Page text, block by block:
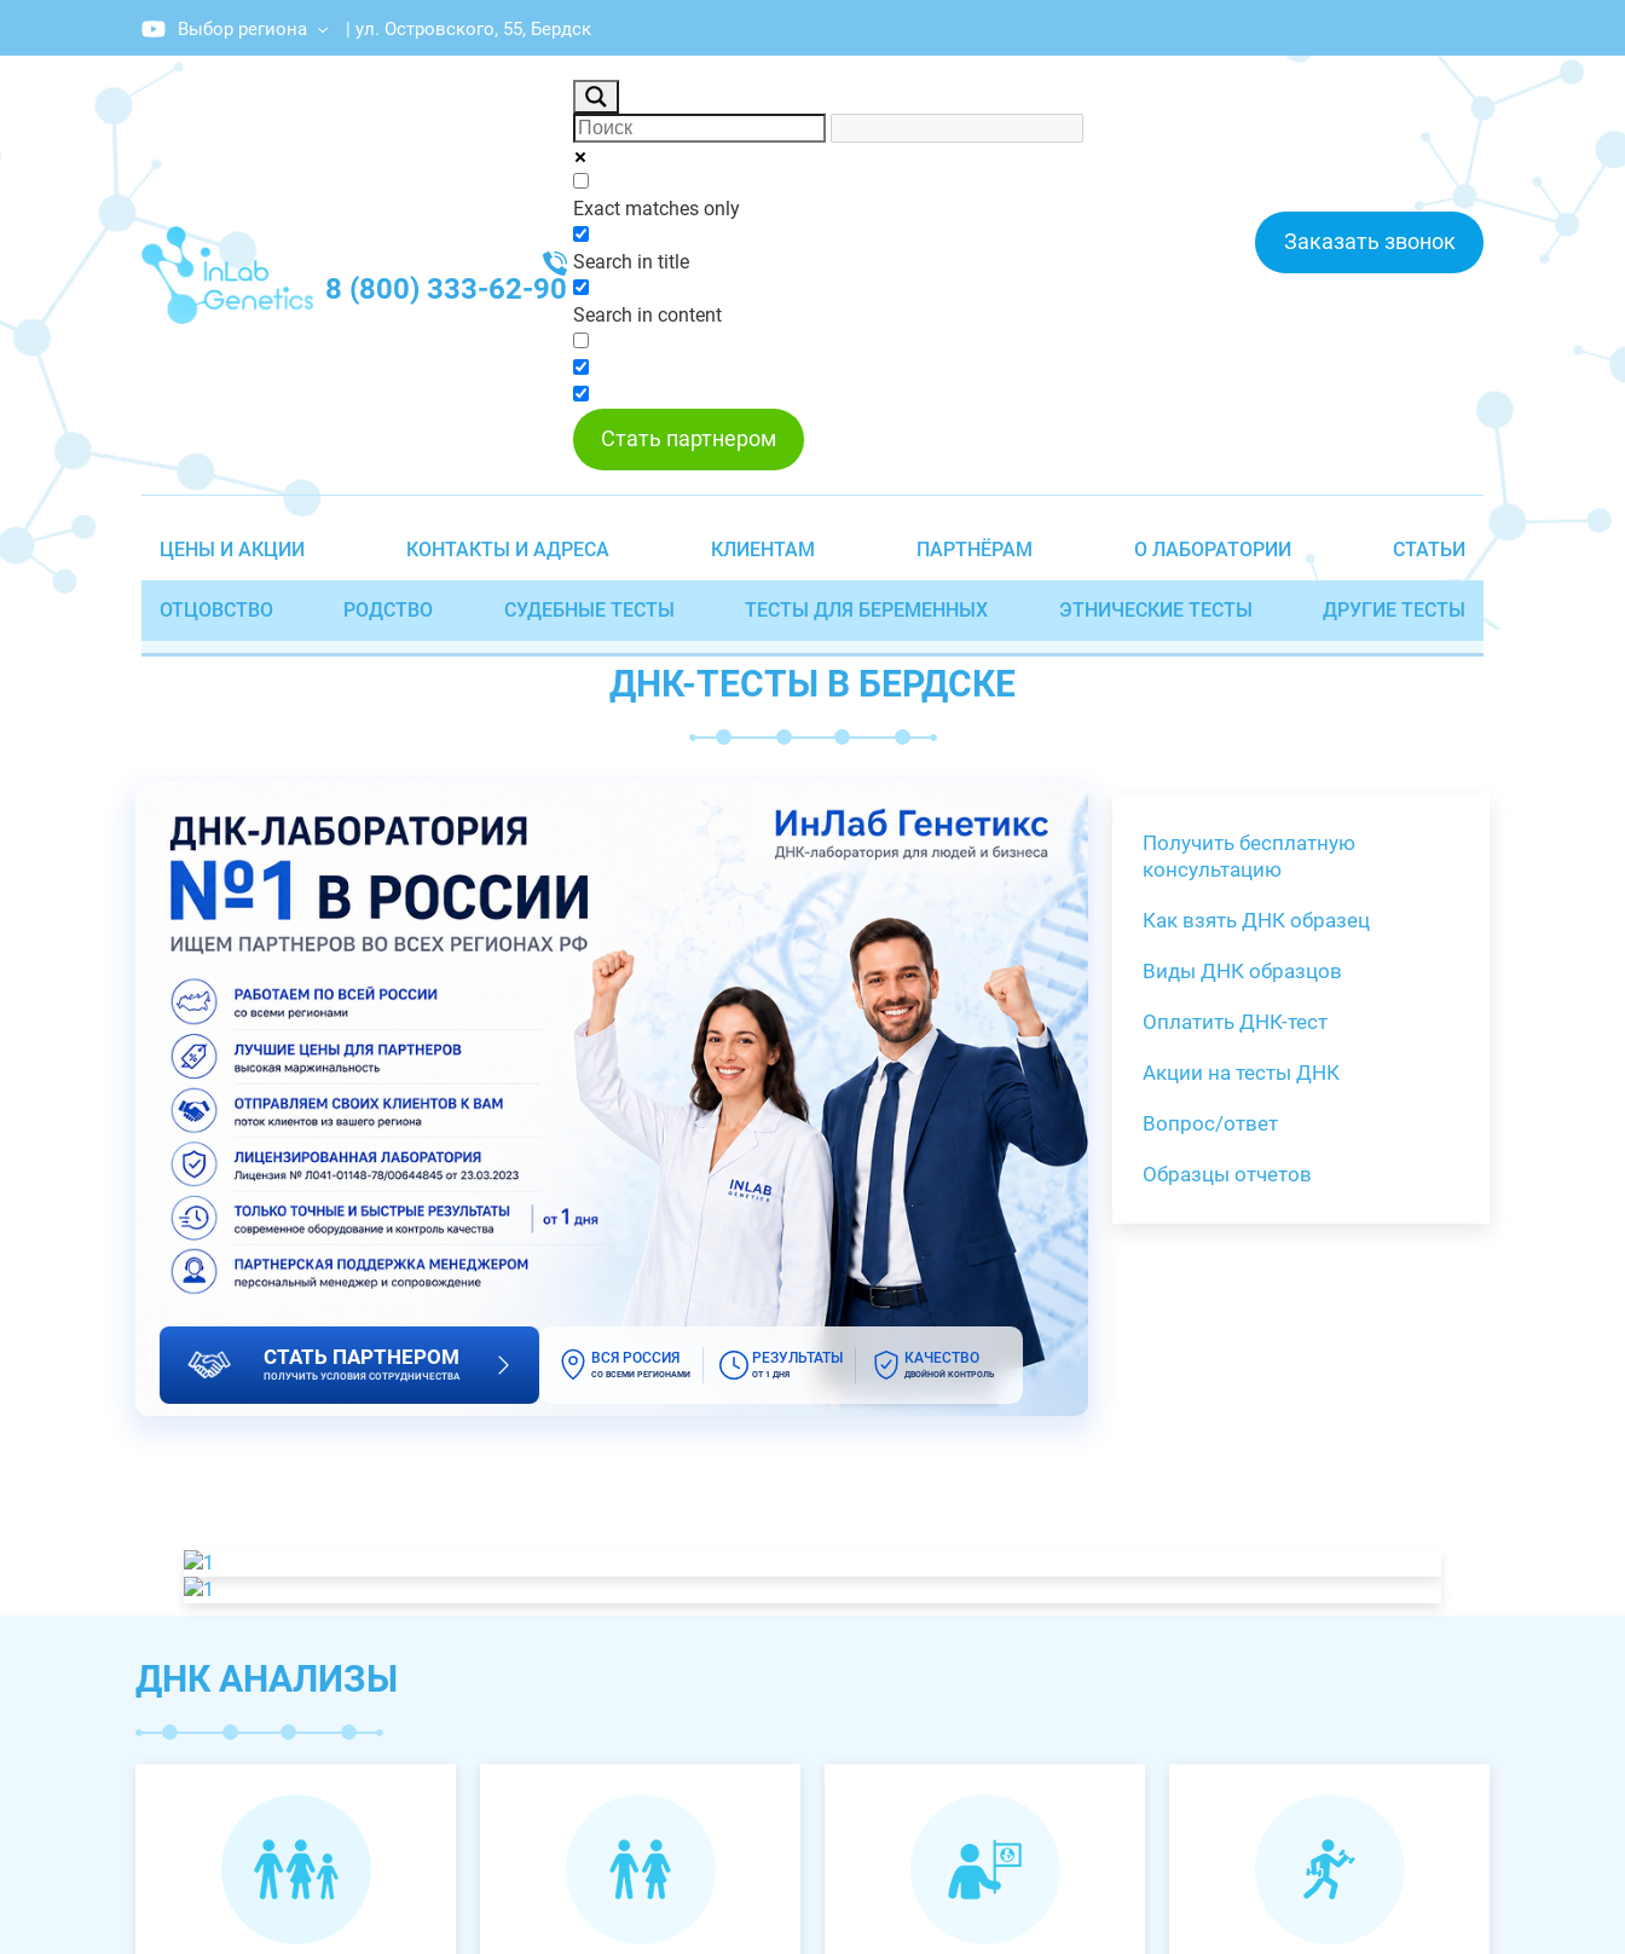
Выбор региона | ул. Островского, 55, Бердск
8 (800) 333-62-90
Exact matches only
Search in title
Search in content
Заказать звонок
Стать партнером
ЦЕНЫ И АКЦИИ КОНТАКТЫ И АДРЕСА КЛИЕНТАМ ПАРТНЁРАМ О ЛАБОРАТОРИИ СТАТЬИ
ОТЦОВСТВО РОДСТВО СУДЕБНЫЕ ТЕСТЫ ТЕСТЫ ДЛЯ БЕРЕМЕННЫХ ЭТНИЧЕСКИЕ ТЕСТЫ ДРУГИЕ ТЕСТЫ
ДНК-ТЕСТЫ В БЕРДСКЕ
СТАТЬ ПАРТНЕРОМ
ПОЛУЧИТЬ УСЛОВИЯ СОТРУДНИЧЕСТВА
ВСЯ РОССИЯ
СО ВСЕМИ РЕГИОНАМИ
РЕЗУЛЬТАТЫ
ОТ 1 ДНЯ
КАЧЕСТВО
ДВОЙНОЙ КОНТРОЛЬ
Получить бесплатную
консультацию
Как взять ДНК образец
Виды ДНК образцов
Оплатить ДНК-тест
Акции на тесты ДНК
Вопрос/ответ
Образцы отчетов
ДНК АНАЛИЗЫ